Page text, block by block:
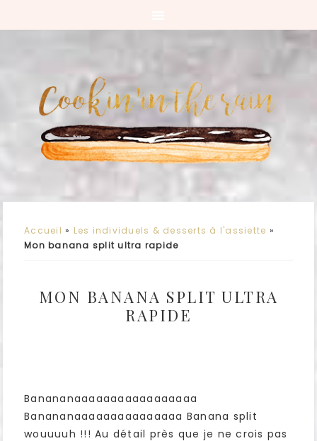
Accueil » Les individuels & desserts à l'assiette »
Mon banana split ultra rapide
MON BANANA SPLIT ULTRA
RAPIDE
Banananaaaaaaaaaaaaaaaaa
Banananaaaaaaaaaaaaaaa Banana split
wouuuuh !!! Au détail près que je ne crois pas